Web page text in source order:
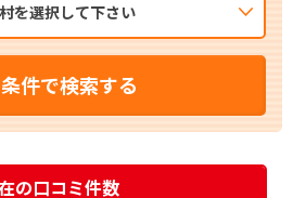
を選択して下さい
件で検索する
の口コミ件数